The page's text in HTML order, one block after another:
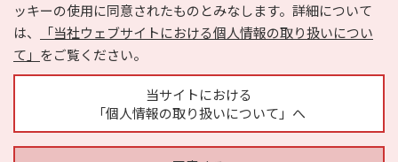
ッキーの使用に同意されたものとみなします。詳細について
は、
「当社ウェブサイトにおける個人情報の取り扱いについ
て」 をご覧ください。
当サイトにおける
「個人情報の取り扱いについて」へ
利用規約
個人情報の取り扱いについて
運営会社
サイトマップ
広告掲載に関するお問い合わせ